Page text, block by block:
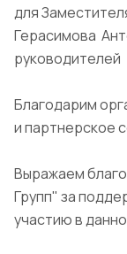
для
Герасимова
Благодарим
и партнерское
Выражаем
Групп" за
участию в